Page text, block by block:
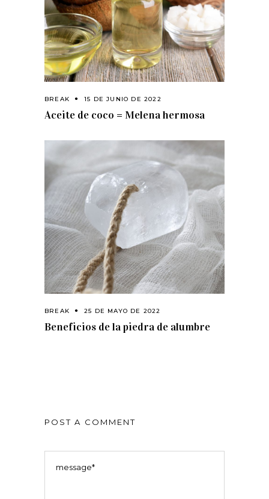
BREAK 15 DE JUNIO DE 2022
Aceite de coco = Melena hermosa
BREAK 25 DE MAYO DE 2022
Beneficios de la piedra de alumbre
POST A COMMENT